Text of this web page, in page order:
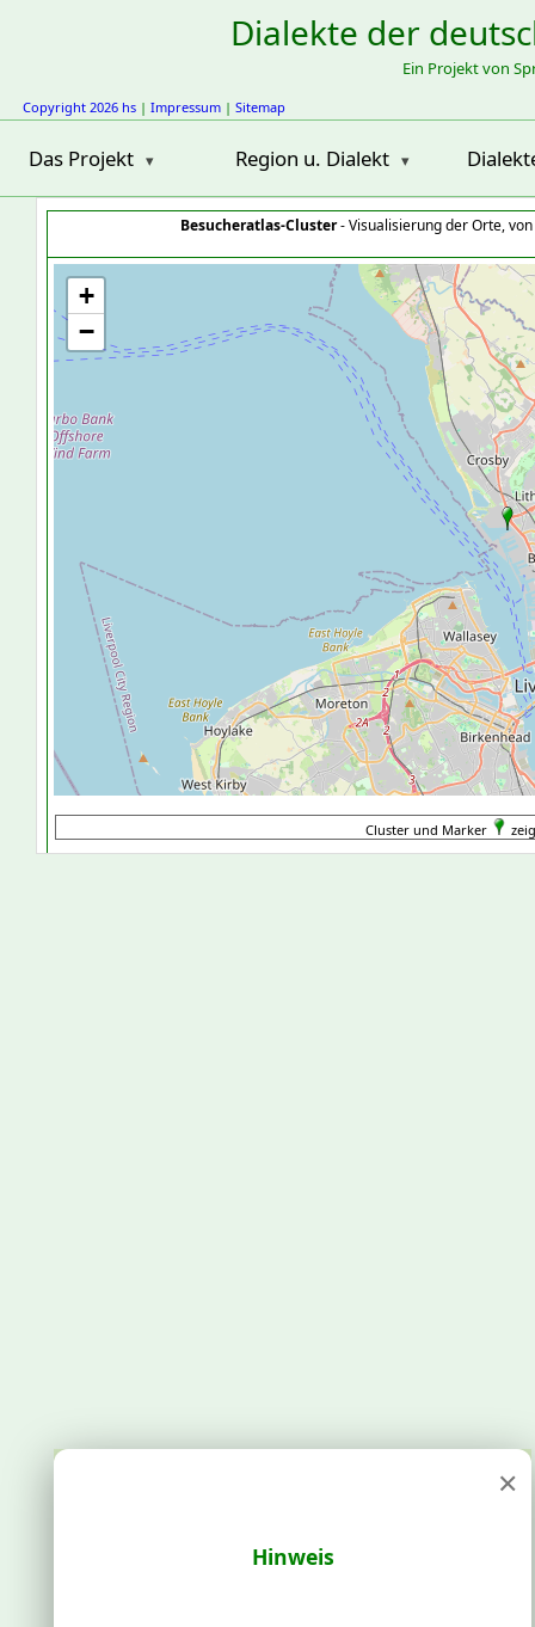
Dialekte der
Ein Projekt von
Copyright 2026 hs | Impressum | Sitemap
Das Projekt Region u. Dialekt
Besucheratlas-Cluster- Visualisierung der Orte,
+
−
Cluster und Marker
×
Hinweis